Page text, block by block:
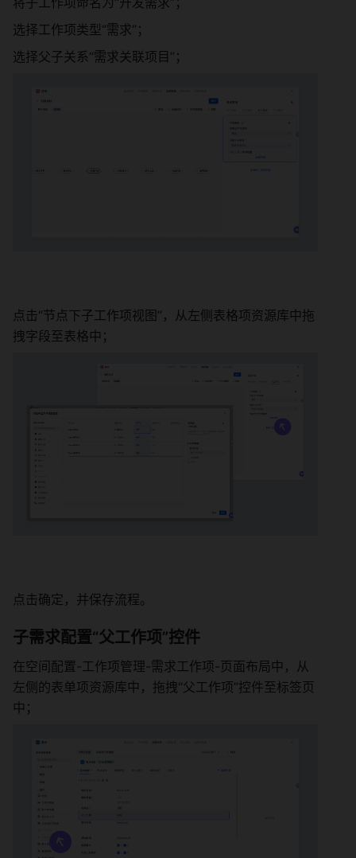
选择工作项类型“需求”；
选择父子关系“需求关联项目”；
点击“节点下子工作项视图”，从左侧表格项资源库中拖
拽字段至表格中；
点击确定，并保存流程。
子需求配置“父工作项”控件
在空间配置-工作项管理-需求工作项-页面布局中，从
左侧的表单项资源库中，拖拽“父工作项”控件至标签页
中；